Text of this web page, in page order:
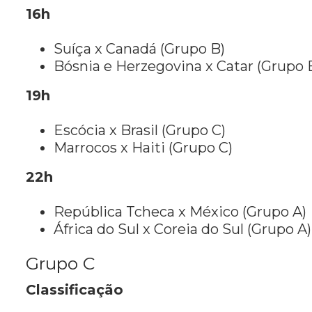
16h
Suíça x Canadá (Grupo B)
Bósnia e Herzegovina x Catar (Grupo
19h
Escócia x Brasil (Grupo C)
Marrocos x Haiti (Grupo C)
22h
República Tcheca x México (Grupo A)
África do Sul x Coreia do Sul (Grupo A)
Grupo C
Classificação